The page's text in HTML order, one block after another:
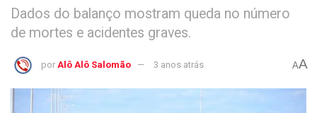
Dados do balanço mostram queda no número
de mortes e acidentes graves.
por Alô Alô Salomão 3 anos atrás AA